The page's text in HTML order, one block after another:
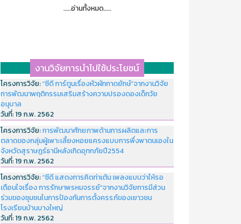
.....อ่านทั้งหมด.....
งานวิจัยการนำไปใช้ประโยชน์
โครงการวิจัย:“ซีดี การ์ตูนเรื่องหัวผักกาดยักษ์”จากงานวิจัย
การพัฒนาพฤติกรรมเสริมสร้างความปรองดองเด็กวัย
อนุบาล
วันที่:19 ก.พ. 2562
โครงการวิจัย:การพัฒนาศักยภาพด้านการผลิตและการ
ตลาดของกลุ่มผู้เพาะเลี้ยงหอยแครงแบบการพึ่งพาตนเองใน
จังหวัดสุราษฏร์ธานีหลังเกิดอุทกภัยปี2554
วันที่:19 ก.พ. 2562
โครงการวิจัย:“ซีดี แสดงการคิดท่าเต้น เพลงแบบว่าให้รอ
เตือนใจเรื่อง การรักษาพรหมจรรย์”จากงานวิจัยการมีส่วน
ร่วมของชุมชนในการป้องกันการตั้งครรภ์ของเยาวชน
โรงเรียนบ้านบางใหญ่
วันที่:19 ก.พ. 2562